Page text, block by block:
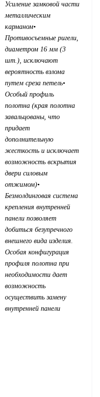
Усиление замковой части
металлическим
карманом•
Противосъемные ригели,
диаметром 16 мм (3
шт.), исключают
вероятность взлома
путем среза петель•
Особый профиль
полотна (края полотна
завальцованы, что
придает
дополнительную
жесткость и исключает
возможность вскрытия
двери силовым
отжимом)•
Безмолдинговая система
крепления внутренней
панели позволяет
добиться безупречного
внешнего вида изделия.
Особая конфигурация
профиля полотна при
необходимости дает
возможность
осуществить замену
внутренней панели